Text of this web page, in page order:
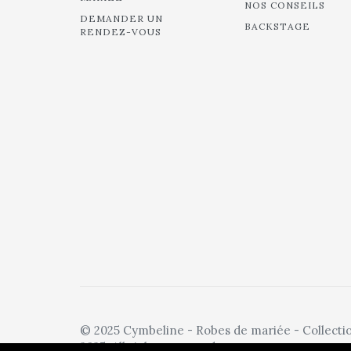
DEMANDER UN
RENDEZ-VOUS
NOS CONSEILS
BACKSTAGE
© 2025 Cymbeline - Robes de mariée -
2025. All rights reserved.